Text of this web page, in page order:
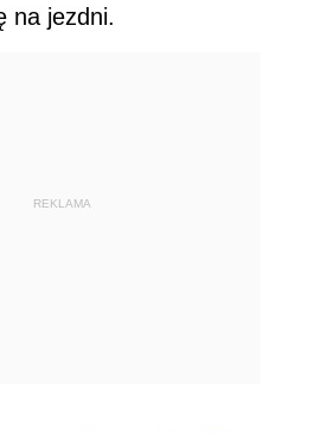
na jezdni.
REKLAMA